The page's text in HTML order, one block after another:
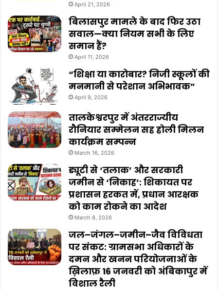
April 21, 2026
बिलासपुर मामले के बाद फिर उठा
सवाल—क्या नियम सभी के लिए
समान हैं?
April 11, 2026
“शिक्षा या कारोबार? निजी स्कूलों की
मनमानी से परेशान अभिभावक”
April 9, 2026
तालकेश्वरपुर में अंतरराज्यीय
रौनियार सम्मेलन सह होली मिलन
कार्यक्रम सम्पन्न
March 16, 2026
ड्यूटी से ‘तलाक’ और सरकारी
जमीन से ‘निकाह’: शिकायत पर
प्रशासन हरकत में, प्रधान आरक्षक
को काम रोकने का आदेश
March 8, 2026
जल–जंगल–जमीन–जैव विविधता
पर संकट: ग्रामसभा अधिकारों के
दमन और खनन परियोजनाओं के
ख़िलाफ़ 16 जनवरी को अंबिकापुर में
विशाल रैली